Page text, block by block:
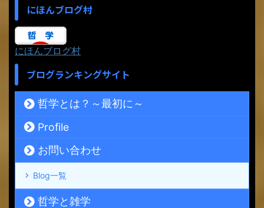
にほんブログ村
にほんブログ村
ブログランキングサイト
哲学とは？～最初に～
Profile
お問い合わせ
Blog一覧
哲学と雑学